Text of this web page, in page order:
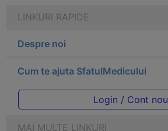
LINKURI RAPIDE
Despre noi
Cum te ajuta SfatulMedicului
Login / Cont nou
MAI MULTE LINKURI